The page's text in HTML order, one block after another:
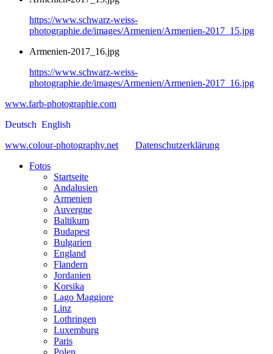
https://www.schwarz-weiss-
photographie.de/images/Armenien/Armenien-2017_15.jpg
Armenien-2017_16.jpg
https://www.schwarz-weiss-
photographie.de/images/Armenien/Armenien-2017_16.jpg
www.farb-photographie.com
Deutsch English
www.colour-photography.net
Datenschutzerklärung
Fotos
Startseite
Andalusien
Armenien
Auvergne
Baltikum
Budapest
Bulgarien
England
Flandern
Jordanien
Korsika
Lago Maggiore
Linz
Lothringen
Luxemburg
Paris
Polen